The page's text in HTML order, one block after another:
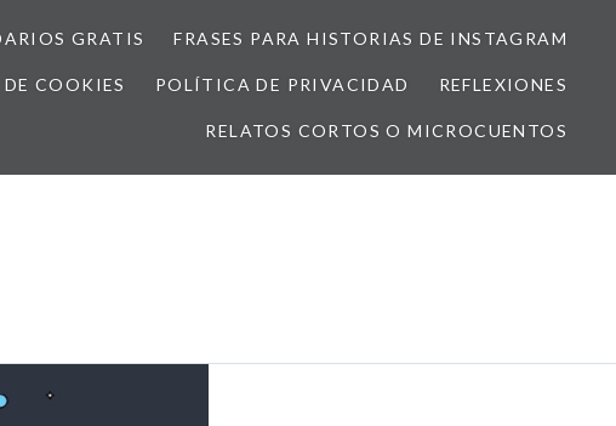
GRATIS FRASES PARA HISTORIAS DE INSTAGRAM
COOKIES POLÍTICA DE PRIVACIDAD REFLEXIONES
RELATOS CORTOS O MICROCUENTOS